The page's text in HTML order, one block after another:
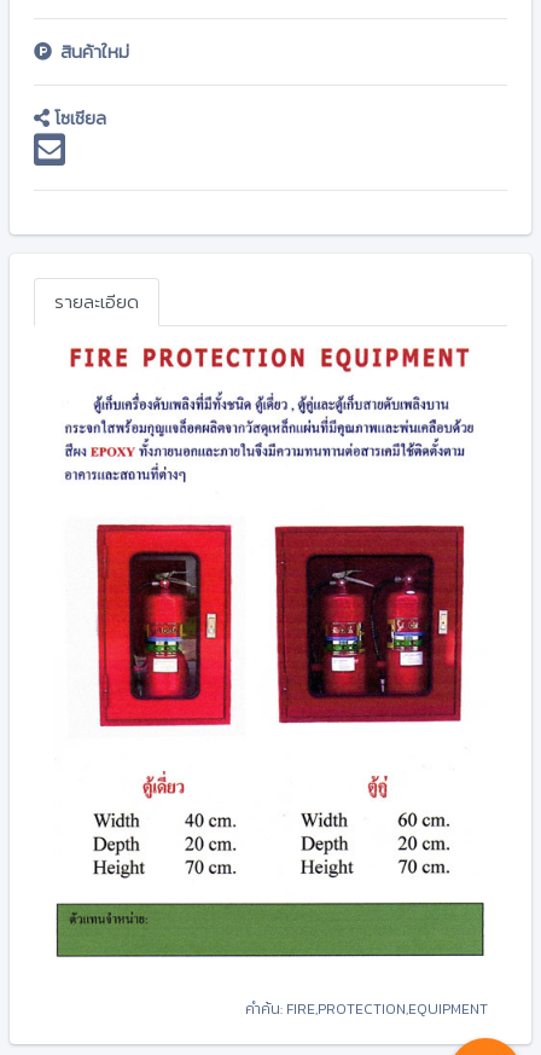
สินค้าใหม่
โซเชียล
รายละเอียด
คำค้น: FIRE,PROTECTION,EQUIPMENT